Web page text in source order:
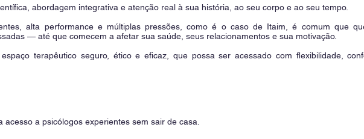
abordagem integrativa e atenção real à sua história, ao seu corpo e ao seu tempo.
alta performance e múltiplas pressões, como é o caso de Itaim, é comum que
— até que comecem a afetar sua saúde, seus relacionamentos e sua motivação.
terapêutico seguro, ético e eficaz, que possa ser acessado com flexibilidade,
a psicólogos experientes sem sair de casa.